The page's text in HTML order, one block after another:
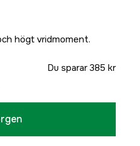
högt vridmoment.
Du sparar 385 kr